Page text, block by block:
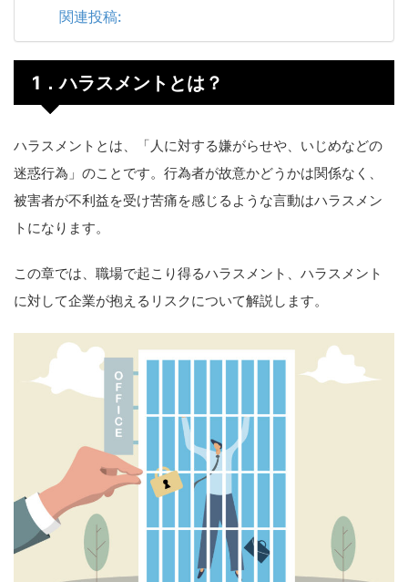
関連投稿:
1．ハラスメントとは？
ハラスメントとは、「人に対する嫌がらせや、いじめなどの
迷惑行為」のことです。行為者が故意かどうかは関係なく、
被害者が不利益を受け苦痛を感じるような言動はハラスメン
トになります。
この章では、職場で起こり得るハラスメント、ハラスメント
に対して企業が抱えるリスクについて解説します。